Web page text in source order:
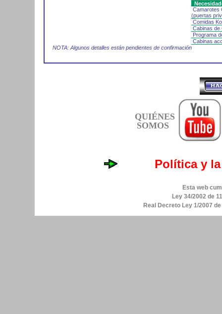
Camarotes
(puertas
Comidas
Cabinas de
Programa
Cabinas
NOTA: Algunos detalles están pendientes de confirmación
QUIÉNES
SOMOS
Política y
Esta web
Ley 34/2002 de
Real Decreto Ley 1/2007